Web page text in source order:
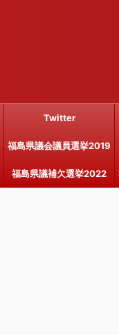
Twitter
福島県議会議員選挙2019
福島県議補欠選挙2022